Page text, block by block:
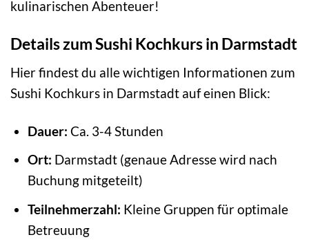
kulinarischen Abenteuer!
Details zum Sushi Kochkurs in Darmstadt
Hier findest du alle wichtigen Informationen zum
Sushi Kochkurs in Darmstadt auf einen Blick:
Dauer: Ca. 3-4 Stunden
Ort: Darmstadt (genaue Adresse wird nach
Buchung mitgeteilt)
Teilnehmerzahl: Kleine Gruppen für optimale
Betreuung